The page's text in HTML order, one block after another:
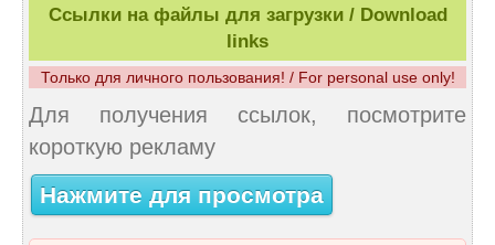
Ссылки на файлы для загрузки / Download
links
Только для личного пользования! / For personal use only!
Для получения ссылок, посмотрите
короткую рекламу
Нажмите для просмотра